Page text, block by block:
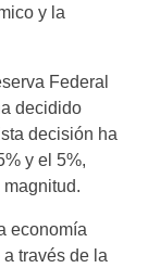
y la
Federal
decidido
decisión ha
y el 5%,
economía
través de la